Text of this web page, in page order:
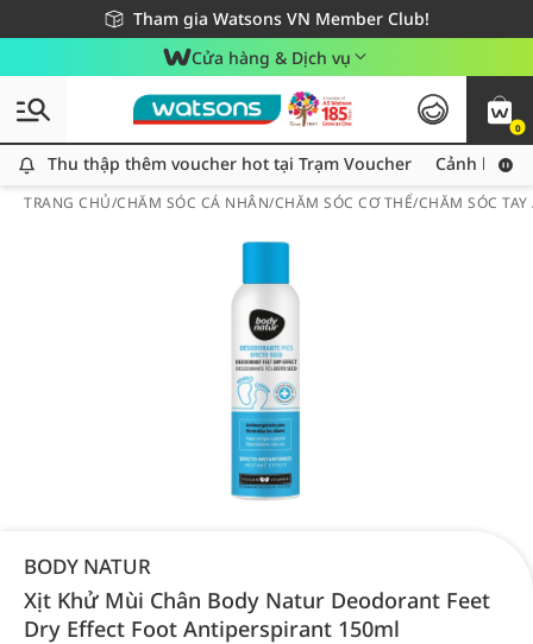
Tham gia Watsons VN Member Club!
Miễn phí giao hàng cho đơn hàng từ 249,000Đ
Giao hàng nhanh 24h - Áp dụng khu vực TP. Hồ Chí Minh
Cửa hàng & Dịch vụ
0
Thu thập thêm voucher hot tại Trạm Voucher
Thu thập thêm voucher hot tại Trạm Voucher Cảnh báo
TRANG CHỦ/CHĂM SÓC CÁ NHÂN/CHĂM SÓC CƠ THỂ/CHĂM SÓC
BODY NATUR
Xịt Khử Mùi Chân Body Natur Deodorant Feet
Dry Effect Foot Antiperspirant 150ml